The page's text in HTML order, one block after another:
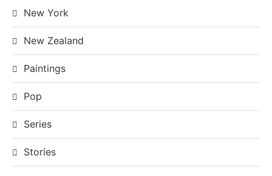
New York
New Zealand
Paintings
Pop
Series
Stories